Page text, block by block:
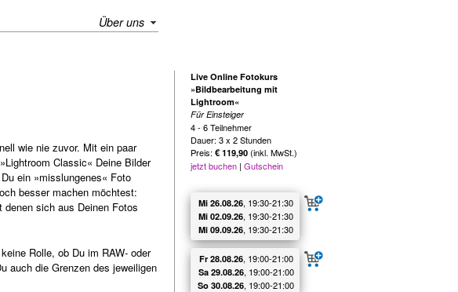
Über uns
wie nie zuvor. Mit ein paar
Classic« Deine Bilder
ein »misslungenes« Foto
besser machen möchtest:
sich aus Deinen Fotos
Rolle, ob Du im RAW- oder
auch die Grenzen des jeweiligen
Live Online Fotokurs
»Bildbearbeitung mit
Lightroom«
Für Einsteiger
4 - 6 Teilnehmer
Dauer: 3 x 2 Stunden
Preis: € 119,90 (inkl. MwSt.)
jetzt buchen | Gutschein
Mi 26.08.26, 19:30‑21:30
Mi 02.09.26, 19:30‑21:30
Mi 09.09.26, 19:30‑21:30
Fr 28.08.26, 19:00‑21:00
Sa 29.08.26, 19:00‑21:00
So 30.08.26, 19:00‑21:00